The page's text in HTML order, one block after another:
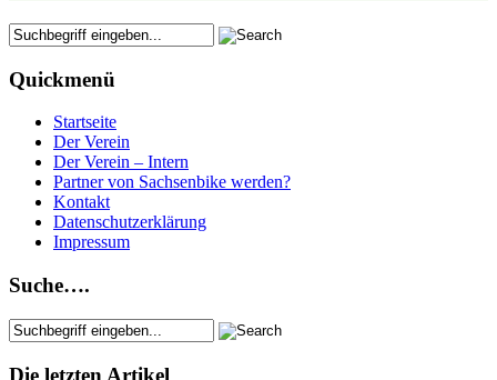
Quickmenü
Startseite
Der Verein
Der Verein – Intern
Partner von Sachsenbike werden?
Kontakt
Datenschutzerklärung
Impressum
Suche….
Die letzten Artikel